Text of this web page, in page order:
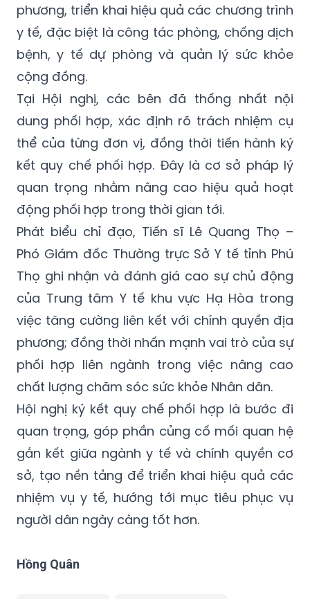
phương, triển khai hiệu quả các chương trình
y tế, đặc biệt là công tác phòng, chống dịch
bệnh, y tế dự phòng và quản lý sức khỏe
cộng đồng.
Tại Hội nghị, các bên đã thống nhất nội
dung phối hợp, xác định rõ trách nhiệm cụ
thể của từng đơn vị, đồng thời tiến hành ký
kết quy chế phối hợp. Đây là cơ sở pháp lý
quan trọng nhằm nâng cao hiệu quả hoạt
động phối hợp trong thời gian tới.
Phát biểu chỉ đạo, Tiến sĩ Lê Quang Thọ –
Phó Giám đốc Thường trực Sở Y tế tỉnh Phú
Thọ ghi nhận và đánh giá cao sự chủ động
của Trung tâm Y tế khu vực Hạ Hòa trong
việc tăng cường liên kết với chính quyền địa
phương; đồng thời nhấn mạnh vai trò của sự
phối hợp liên ngành trong việc nâng cao
chất lượng chăm sóc sức khỏe Nhân dân.
Hội nghị ký kết quy chế phối hợp là bước đi
quan trọng, góp phần củng cố mối quan hệ
gắn kết giữa ngành y tế và chính quyền cơ
sở, tạo nền tảng để triển khai hiệu quả các
nhiệm vụ y tế, hướng tới mục tiêu phục vụ
người dân ngày càng tốt hơn.
Hồng Quân